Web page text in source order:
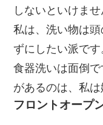
しないといけませ
私は、洗い物は
ずにしたい派です
食器洗いは面倒
があるのは、私は
フロントオープ